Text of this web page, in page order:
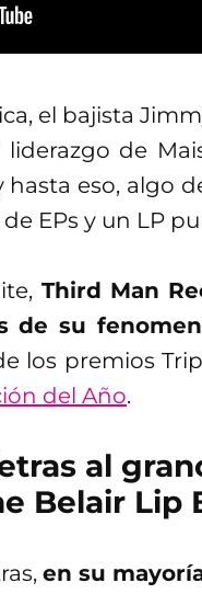
el bajista
de
eso, algo
EPs y un LP
Third Man
de su
los premios
del Año.
al
Belair Lip
en su